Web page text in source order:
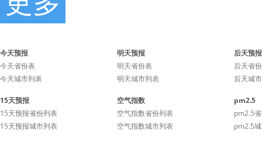
感冒
感冒容易发生，少去人群密
集的场所有利于降低感冒的
几率。
感冒可
童鞋们
减衣物
时景
今天预报
今天省份表
今天城市列表
明天预报
明天省份表
明天城市列表
后天预报
后天省
后天城
15天预报
15天预报省份列表
15天预报城市列表
空气指数
空气指数省份列表
空气指数城市列表
pm2.5
pm2.5
pm2.5